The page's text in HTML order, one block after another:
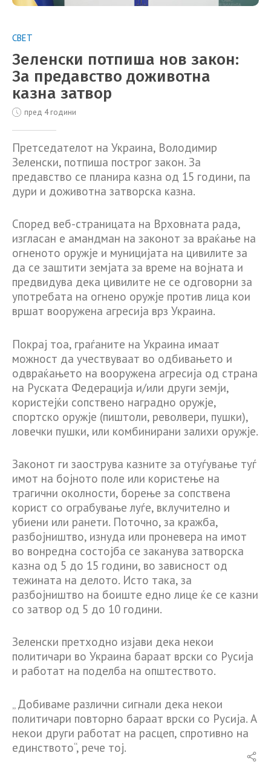
СВЕТ
Зеленски потпиша нов закон:
За предавство доживотна
казна затвор
пред 4 години
Претседателот на Украина, Володимир
Зеленски, потпиша построг закон. За
предавство се планира казна од 15 години, па
дури и доживотна затворска казна.
Според веб-страницата на Врховната рада,
изгласан е амандман на законот за враќање на
огненото оружје и муницијата на цивилите за
да се заштити земјата за време на војната и
предвидува дека цивилите не се одговорни за
употребата на огнено оружје против лица кои
вршат вооружена агресија врз Украина.
Покрај тоа, граѓаните на Украина имаат
можност да учествуваат во одбивањето и
одвраќањето на вооружена агресија од страна
на Руската Федерација и/или други земји,
користејќи сопствено наградно оружје,
спортско оружје (пиштоли, револвери, пушки),
ловечки пушки, или комбинирани залихи оружје.
Законот ги заострува казните за отуѓување туѓ
имот на бојното поле или користење на
трагични околности, борење за сопствена
корист со ограбување луѓе, вклучително и
убиени или ранети. Поточно, за кражба,
разбојништво, изнуда или проневера на имот
во вонредна состојба се заканува затворска
казна од 5 до 15 години, во зависност од
тежината на делото. Исто така, за
разбојништво на боиште едно лице ќе се казни
со затвор од 5 до 10 години.
Зеленски претходно изјави дека некои
политичари во Украина бараат врски со Русија
и работат на поделба на општеството.
„ Добиваме различни сигнали дека некои
политичари повторно бараат врски со Русија. А
некои други работат на расцеп, спротивно на
единството“, рече тој.